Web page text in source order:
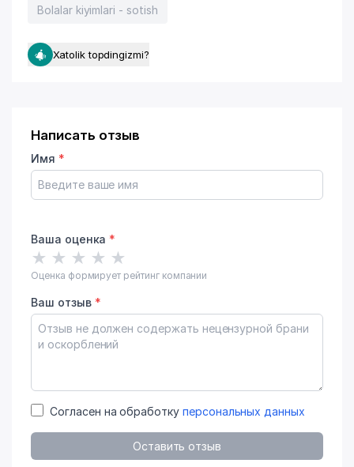
Bolalar kiyimlari - sotish
Xatolik topdingizmi?
Написать отзыв
Имя *
Ваша оценка *
★ ★ ★ ★ ★
Оценка формирует рейтинг компании
Ваш отзыв *
Согласен на обработку персональных данных
Оставить отзыв